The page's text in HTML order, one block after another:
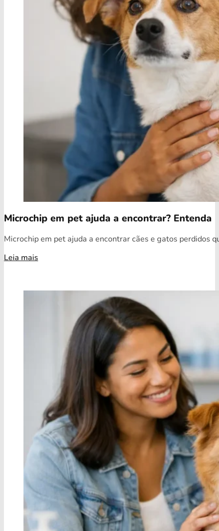
Microchip em pet ajuda a encontrar? Entenda
Microchip em pet ajuda a encontrar cães e gatos perdidos
Leia mais